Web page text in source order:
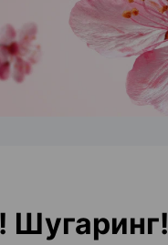
РЕКЛАМА НА САЙТЕ
Шугаринг!